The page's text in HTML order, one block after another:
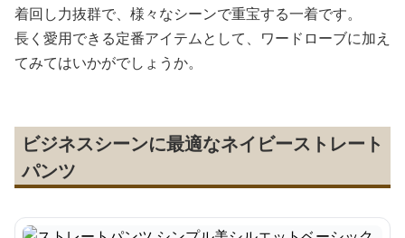
着回し力抜群で、様々なシーンで重宝する一着です。
長く愛用できる定番アイテムとして、ワードローブに加え
てみてはいかがでしょうか。
ビジネスシーンに最適なネイビーストレート
パンツ